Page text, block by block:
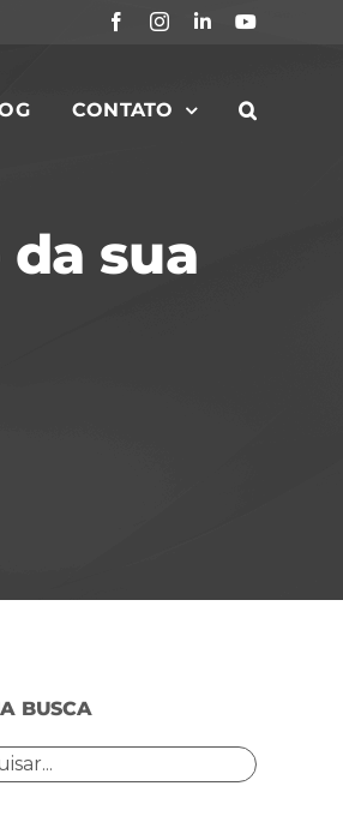
FacebookInstagram
LinkedInYouTube
CONTATO
sua
BUSCA